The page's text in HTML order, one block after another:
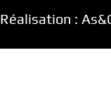
Réalisation :